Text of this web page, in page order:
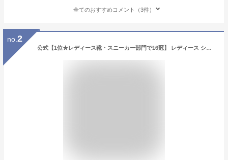
全てのおすすめコメント（3件）
no. 2
公式【1位★レディース靴・スニーカー部門で16冠】 レディース シューズ スニーカー 靴 黒 白 スリッポン 厚底 軽量 インソール おしゃれ 幅広 かわいい ウォーキング 歩きやすい ジム 履きやすい 疲れにくい きれいめ ピンク 外反母趾 インヒール ランニング 体育館 紐なし